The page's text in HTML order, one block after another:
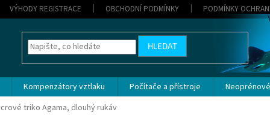
VÝHODY REGISTRACE OBCHODNÍ PODMÍNKY PODMÍNKY
HLEDAT
Kompenzátory vztlaku Počítače a přístroje
triko Agama, dlouhý rukáv